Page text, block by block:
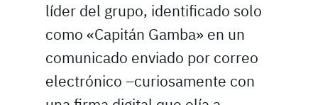
líder del grupo, identificado solo
como «Capitán Gamba» en un
comunicado enviado por correo
electrónico –curiosamente con